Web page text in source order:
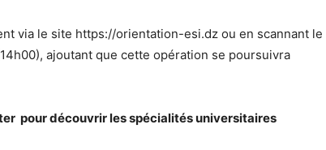
via le site https://orientation-esi.dz ou en scannant le
ajoutant que cette opération se poursuivra
pour découvrir les spécialités universitaires